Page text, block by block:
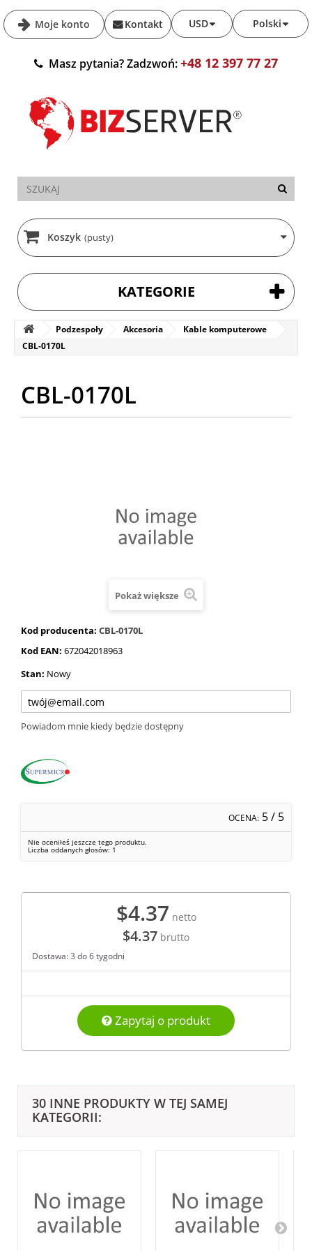
Moje konto Polski
USD
Kontakt
Masz pytania? Zadzwoń:+48 12 397 77 27
Koszyk (pusty)
KATEGORIE
Podzespoły Akcesoria
Kable komputerowe
CBL-0170L
CBL-0170L
Pokaż większe
Kod producenta: CBL-0170L
Kod EAN: 672042018963
Stan: Nowy
Powiadom mnie kiedy będzie dostępny
OCENA: 5/ 5
Nie oceniłeś jeszcze tego produktu.
Liczba oddanych głosów: 1
$4.37 netto
$4.37 brutto
Dostawa: 3 do 6 tygodni
Zapytaj o produkt
30 INNE PRODUKTY W TEJ SAMEJ
KATEGORII: